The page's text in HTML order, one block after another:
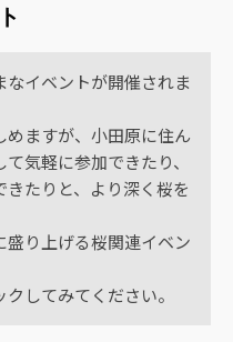
イベントが開催されま
ますが、小田原に住ん
気軽に参加できたり、
たりと、より深く桜を
盛り上げる桜関連イベン
してみてください。